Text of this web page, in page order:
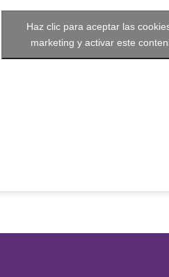
Haz clic para aceptar las
marketing y activar este